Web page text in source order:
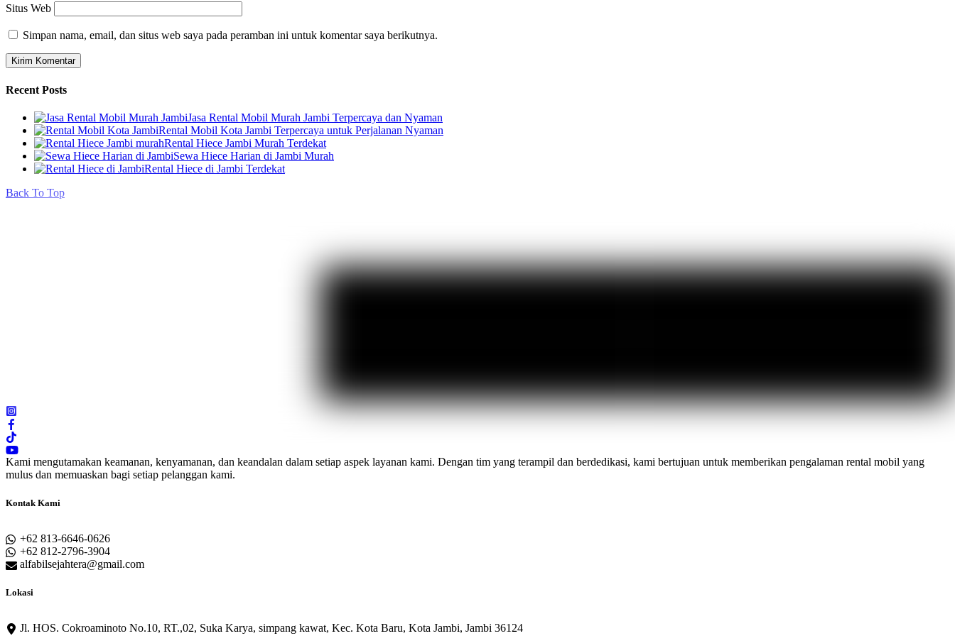
Situs Web
Simpan nama, email, dan situs web saya pada peramban ini untuk komentar saya berikutnya.
Recent Posts
Jasa Rental Mobil Murah Jambi Terpercaya dan Nyaman
Rental Mobil Kota Jambi Terpercaya untuk Perjalanan Nyaman
Rental Hiece Jambi Murah Terdekat
Sewa Hiece Harian di Jambi Murah
Rental Hiece di Jambi Terdekat
Back To Top
Kami mengutamakan keamanan, kenyamanan, dan keandalan dalam setiap aspek layanan kami. Dengan tim yang terampil dan berdedikasi, kami bertujuan untuk memberikan pengalaman rental mobil yang
mulus dan memuaskan bagi setiap pelanggan kami.
Kontak Kami
+62 813-6646-0626
+62 812-2796-3904
alfabilsejahtera@gmail.com
Lokasi
Jl. HOS. Cokroaminoto No.10, RT.,02, Suka Karya, simpang kawat, Kec. Kota Baru, Kota Jambi, Jambi 36124